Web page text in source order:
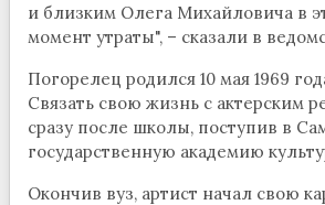
и близким Олега Михайловича в
момент утраты", – сказали в
Погорелец родился 10 мая 1969
Связать свою жизнь с актерским
сразу после школы, поступив в
государственную академию
Окончив вуз, артист начал свою